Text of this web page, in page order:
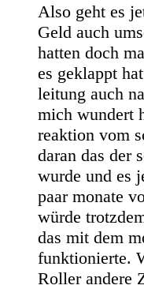
Also geht es
Geld auch
hatten doch
es geklappt
leitung auch
mich wundert
reaktion vom
daran das der
wurde und es
paar monate
würde
das mit dem
funktionierte.
Roller andere